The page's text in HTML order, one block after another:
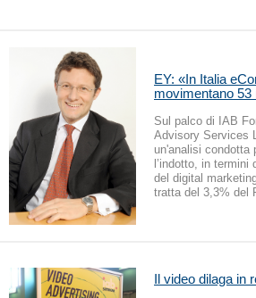
EY: «In Italia
movimentano 53
Sul palco di IAB
Advisory Services
un'analisi condotta
l’indotto, in termini
del digital
tratta del 3,3% del
Il video dilaga in